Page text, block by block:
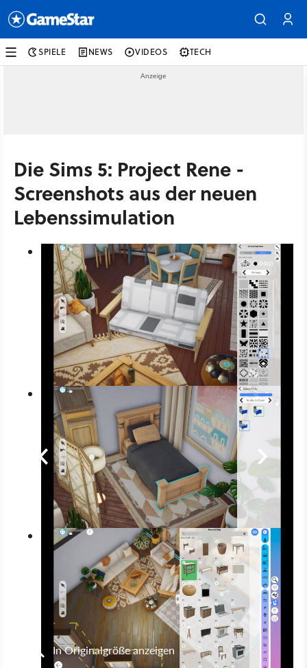
SPIELE NEWS VIDEOS TECH
Die Sims 5: Project Rene -
Screenshots aus der neuen
Lebenssimulation
In Originalgröße anzeigen